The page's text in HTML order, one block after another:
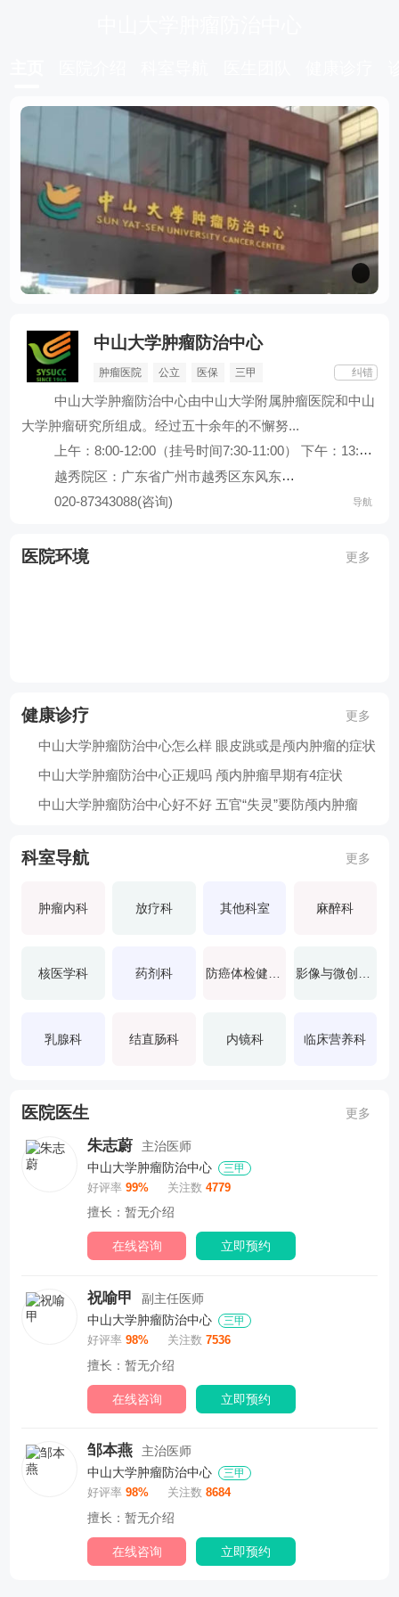
放疗科
泌尿科
查看全部科室
中山
导航地址：越秀院区：广东省广州市越秀区东风东路651号
中山大学肿瘤防治中心
肿瘤医院 公立 医保 三甲 纠错
中山大学肿瘤防治中心由中山大学附属肿瘤医院和中山
大学肿瘤研究所组成。经过五十余年的不懈努...
上午：8:00-12:00（挂号时间7:30-11:00） 下午：13:30-17:00（挂号时间13:00-16:00）
越秀院区：广东省广州市越秀区东风东路65...
020-87343088(咨询)
导航
医院环境 更多
健康诊疗 更多
中山大学肿瘤防治中心怎么样 眼皮跳或是颅内肿瘤的症状
中山大学肿瘤防治中心正规吗 颅内肿瘤早期有4症状
中山大学肿瘤防治中心好不好 五官“失灵”要防颅内肿瘤
科室导航 更多
肿瘤内科 放疗科 其他科室 麻醉科
核医学科 药剂科 防癌体检健康管理中心 影像与微创介入中心
乳腺科 结直肠科 内镜科 临床营养科
医院医生 更多
朱志蔚
主治医师
中山大学肿瘤防治中心
三甲
好评率99% 关注数 4779
擅长：暂无介绍
在线咨询 立即预约
祝喻甲
副主任医师
中山大学肿瘤防治中心
三甲
好评率98% 关注数 7536
擅长：暂无介绍
在线咨询 立即预约
邹本燕
主治医师
中山大学肿瘤防治中心
三甲
好评率98% 关注数 8684
擅长：暂无介绍
在线咨询 立即预约